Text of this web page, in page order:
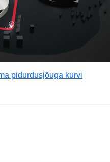
pidurdusjõuga kurvi